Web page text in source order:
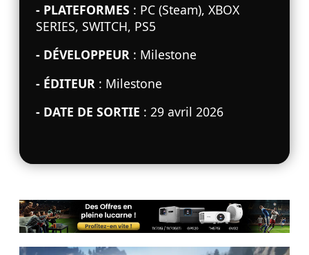
- PLATEFORMES : PC (Steam), XBOX
SERIES, SWITCH, PS5
- DÉVELOPPEUR: Milestone
- ÉDITEUR : Milestone
- DATE DE SORTIE : 29 avril 2026